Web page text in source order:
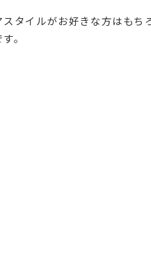
スタイルがお好きな方はも
。